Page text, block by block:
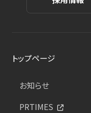
トップページ
お知らせ
PRTIMES